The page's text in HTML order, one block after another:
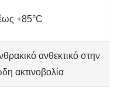
+85°C
ανθεκτικό στην
ακτινοβολία